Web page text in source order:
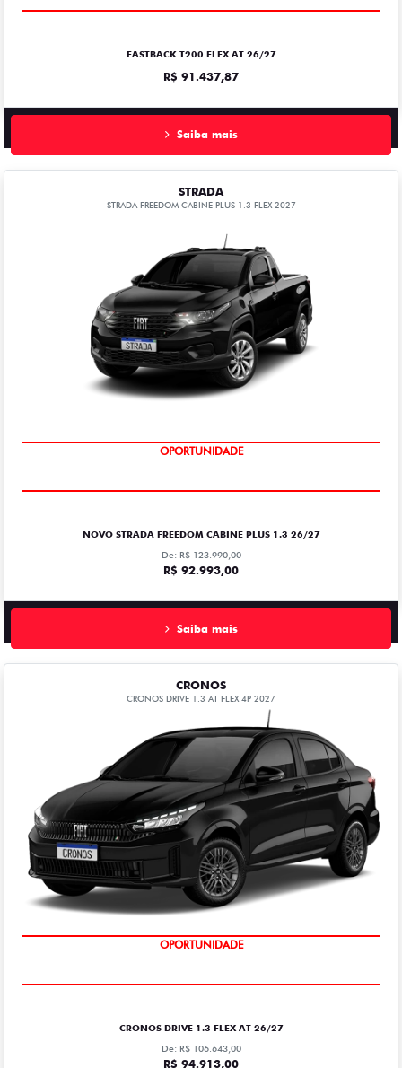
FASTBACK T200 FLEX AT 26/27
R$ 91.437,87
Saiba mais
STRADA
STRADA FREEDOM CABINE PLUS 1.3 FLEX 2027
OPORTUNIDADE
NOVO STRADA FREEDOM CABINE PLUS 1.3 26/27
De: R$ 123.990,00
R$ 92.993,00
Saiba mais
CRONOS
CRONOS DRIVE 1.3 AT FLEX 4P 2027
OPORTUNIDADE
CRONOS DRIVE 1.3 FLEX AT 26/27
De: R$ 106.643,00
R$ 94.913,00